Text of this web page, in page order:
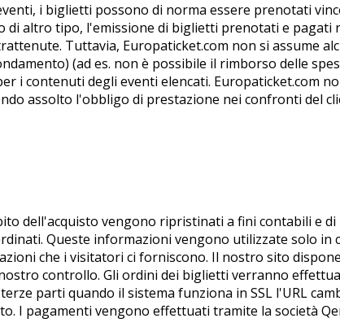
i biglietti possono di norma essere prenotati
di altro tipo, l'emissione di biglietti prenotati e
Tuttavia, Europaticket.com non si assume
(ad es. non è possibile il rimborso delle
i contenuti degli eventi elencati. Europaticket.com
assolto l'obbligo di prestazione nei confronti del
dell'acquisto vengono ripristinati a fini contabili e
Queste informazioni vengono utilizzate solo
che i visitatori ci forniscono. Il nostro sito
controllo. Gli ordini dei biglietti verranno
parti quando il sistema funziona in SSL l'URL
I pagamenti vengono effettuati tramite la società